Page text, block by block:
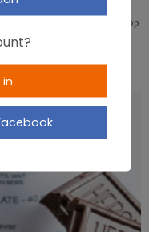
dat zich uitsluitend baseert op